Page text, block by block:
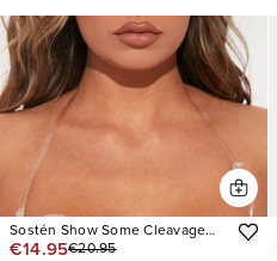
Sostén Show Some Cleavage
Silicone Sticky
€14.95€20.95